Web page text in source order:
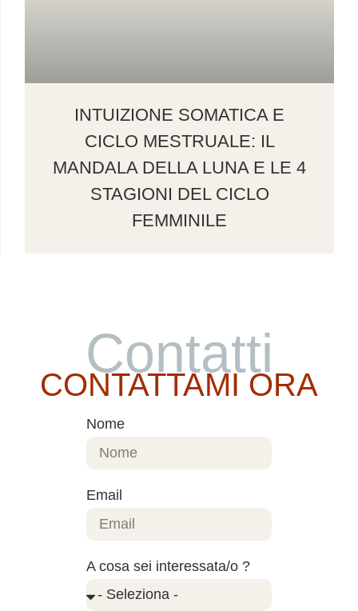
INTUIZIONE SOMATICA E
CICLO MESTRUALE: IL
MANDALA DELLA LUNA E LE 4
STAGIONI DEL CICLO
FEMMINILE
Contatti
CONTATTAMI ORA
Nome
Email
A cosa sei interessata/o ?